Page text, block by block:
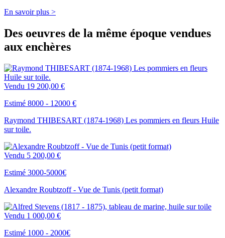
En savoir plus >
Des oeuvres de la même époque vendues
aux enchères
Vendu 19 200,00 €
Estimé 8000 - 12000 €
Raymond THIBESART (1874-1968) Les pommiers en fleurs Huile
sur toile.
Vendu 5 200,00 €
Estimé 3000-5000€
Alexandre Roubtzoff - Vue de Tunis (petit format)
Vendu 1 000,00 €
Estimé 1000 - 2000€